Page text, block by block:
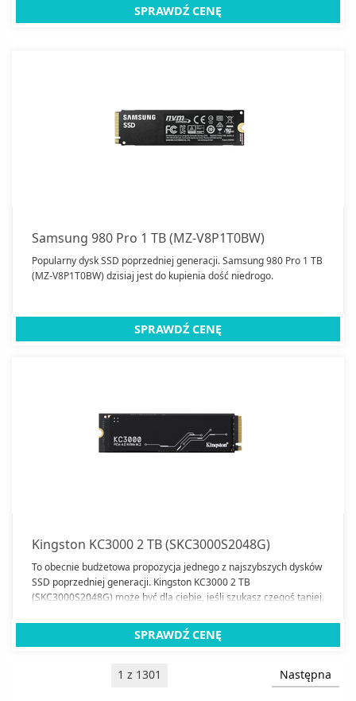
SPRAWDŹ CENĘ
Samsung 980 Pro 1 TB (MZ-V8P1T0BW)
Popularny dysk SSD poprzedniej generacji. Samsung 980 Pro 1 TB
(MZ-V8P1T0BW) dzisiaj jest do kupienia dość niedrogo.
SPRAWDŹ CENĘ
Kingston KC3000 2 TB (SKC3000S2048G)
To obecnie budżetowa propozycja jednego z najszybszych dysków
SSD poprzedniej generacji. Kingston KC3000 2 TB
(SKC3000S2048G) może być dla ciebie, jeśli szukasz czegoś taniej.
SPRAWDŹ CENĘ
1 z 1301 Następna